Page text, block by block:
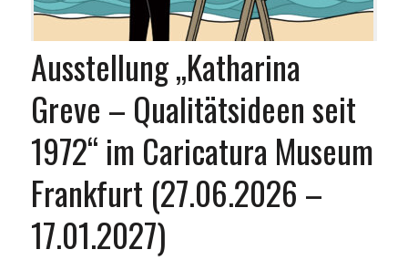
Ausstellung „Katharina
Greve – Qualitätsideen seit
1972“ im Caricatura Museum
Frankfurt (27.06.2026 –
17.01.2027)